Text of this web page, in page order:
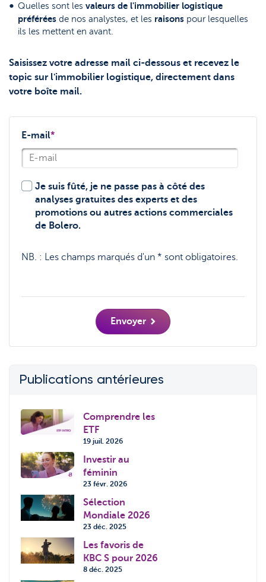
Quelles sont les valeurs de l'immobilier logistique
préférées de nos analystes, et les raisons pour lesquelles
ils les mettent en avant.
Saisissez votre adresse mail ci-dessous et recevez le
topic sur l'immobilier logistique, directement dans
votre boîte mail.
E-mail*
Je suis fûté, je ne passe pas à côté des
analyses gratuites des experts et des
promotions ou autres actions commerciales
de Bolero.
NB. : Les champs marqués d'un * sont obligatoires.
Envoyer
Publications antérieures
Comprendre les
ETF
19 juil. 2026
Investir au
féminin
23 févr. 2026
Sélection
Mondiale 2026
23 déc. 2025
Les favoris de
KBC S pour 2026
8 déc. 2025